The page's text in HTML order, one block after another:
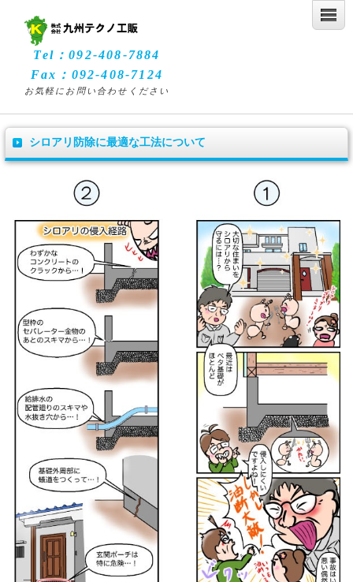
Tel：092-408-7884
Fax：092-408-7124
お気軽にお問い合わせください
シロアリ防除に最適な工法について